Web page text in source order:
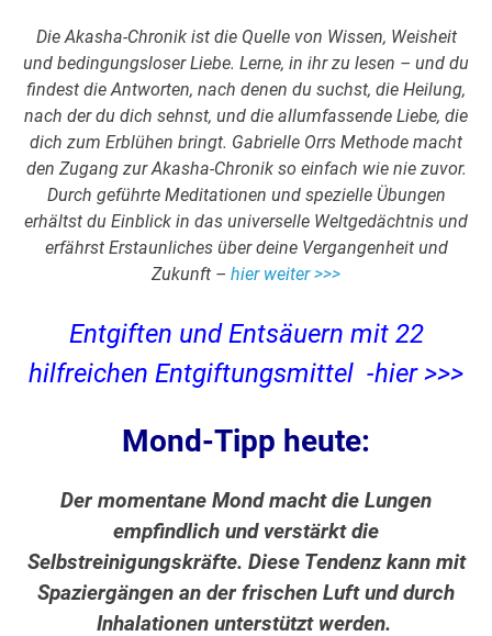
Die Akasha-Chronik ist die Quelle von Wissen, Weisheit
und bedingungsloser Liebe. Lerne, in ihr zu lesen – und du
findest die Antworten, nach denen du suchst, die Heilung,
nach der du dich sehnst, und die allumfassende Liebe, die
dich zum Erblühen bringt. Gabrielle Orrs Methode macht
den Zugang zur Akasha-Chronik so einfach wie nie zuvor.
Durch geführte Meditationen und spezielle Übungen
erhältst du Einblick in das universelle Weltgedächtnis und
erfährst Erstaunliches über deine Vergangenheit und
Zukunft – hier weiter >>>
Entgiften und Entsäuern mit 22
hilfreichen Entgiftungsmittel -hier >>>
Mond-Tipp heute:
Der momentane Mond macht die Lungen
empfindlich und verstärkt die
Selbstreinigungskräfte. Diese Tendenz kann mit
Spaziergängen an der frischen Luft und durch
Inhalationen unterstützt werden.